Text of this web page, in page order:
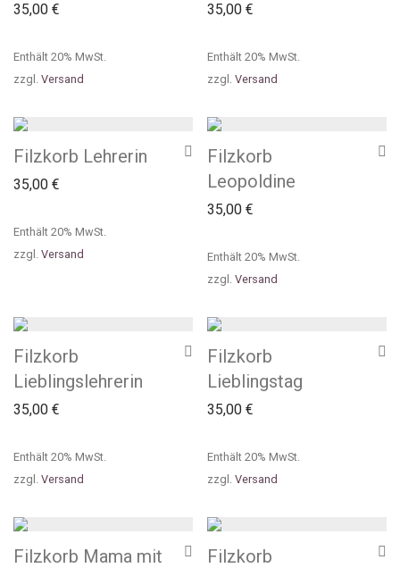
35,00 €
Enthält 20% MwSt.
zzgl. Versand
35,00 €
Enthält 20% MwSt.
zzgl. Versand
Filzkorb Lehrerin
35,00 €
Enthält 20% MwSt.
zzgl. Versand
Filzkorb
Leopoldine
35,00 €
Enthält 20% MwSt.
zzgl. Versand
Filzkorb
Lieblingslehrerin
35,00 €
Enthält 20% MwSt.
zzgl. Versand
Filzkorb
Lieblingstag
35,00 €
Enthält 20% MwSt.
zzgl. Versand
Filzkorb Mama mit
Filzkorb